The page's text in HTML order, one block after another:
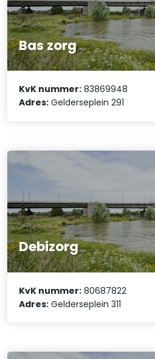
Bas zorg
KvK nummer: 83869948
Adres: Gelderseplein 291
Debizorg
KvK nummer: 80687822
Adres: Gelderseplein 311